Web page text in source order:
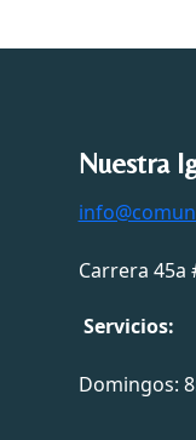
Nuestra
Carrera 45a
Servicios:
Domingos: